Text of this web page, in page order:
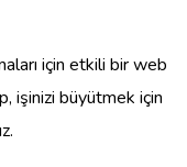
için etkili bir web
işinizi büyütmek için